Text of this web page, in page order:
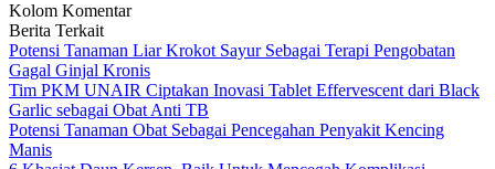
Kolom Komentar
Berita Terkait
Potensi Tanaman Liar Krokot Sayur Sebagai Terapi Pengobatan
Gagal Ginjal Kronis
Tim PKM UNAIR Ciptakan Inovasi Tablet Effervescent dari Black
Garlic sebagai Obat Anti TB
Potensi Tanaman Obat Sebagai Pencegahan Penyakit Kencing
Manis